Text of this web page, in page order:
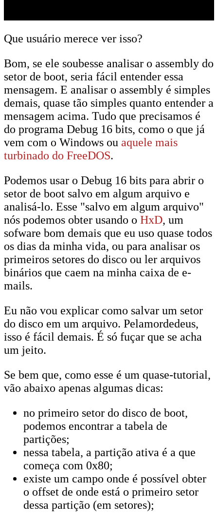
Que usuário merece ver isso?
Bom, se ele soubesse analisar o assembly do
setor de boot, seria fácil entender essa
mensagem. E analisar o assembly é simples
demais, quase tão simples quanto entender a
mensagem acima. Tudo que precisamos é
do programa Debug 16 bits, como o que já
vem com o Windows ou aquele mais
turbinado do FreeDOS.
Podemos usar o Debug 16 bits para abrir o
setor de boot salvo em algum arquivo e
analisá-lo. Esse "salvo em algum arquivo"
nós podemos obter usando o HxD, um
sofware bom demais que eu uso quase todos
os dias da minha vida, ou para analisar os
primeiros setores do disco ou ler arquivos
binários que caem na minha caixa de e-
mails.
Eu não vou explicar como salvar um setor
do disco em um arquivo. Pelamordedeus,
isso é fácil demais. É só fuçar que se acha
um jeito.
Se bem que, como esse é um quase-tutorial,
vão abaixo apenas algumas dicas:
no primeiro setor do disco de boot,
podemos encontrar a tabela de
partições;
nessa tabela, a partição ativa é a que
começa com 0x80;
existe um campo onde é possível obter
o offset de onde está o primeiro setor
dessa partição (em setores);